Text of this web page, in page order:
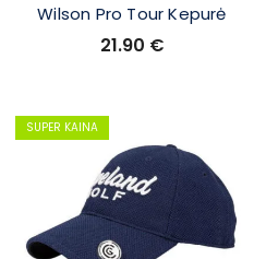
Wilson Pro Tour Kepurė
21.90 €
SUPER KAINA